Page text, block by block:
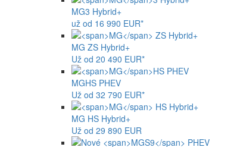
MG3 Hybrid+
už od 16 990 EUR*
MG ZS Hybrid+
Už od 20 490 EUR*
MGHS PHEV
Už od 32 790 EUR*
MG HS Hybrid+
Už od 29 890 EUR